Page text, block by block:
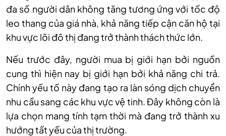
đa số người dân không tăng tương ứng với tốc độ
leo thang của giá nhà, khả năng tiếp cận căn hộ tại
khu vực lõi đô thị đang trở thành thách thức lớn.
Nếu trước đây, người mua bị giới hạn bởi nguồn
cung thì hiện nay bị giới hạn bởi khả năng chi trả.
Chính yếu tố này đang tạo ra làn sóng dịch chuyển
nhu cầu sang các khu vực vệ tinh. Đây không còn là
lựa chọn mang tính tạm thời mà đang trở thành xu
hướng tất yếu của thị trường.